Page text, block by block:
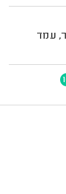
עמד